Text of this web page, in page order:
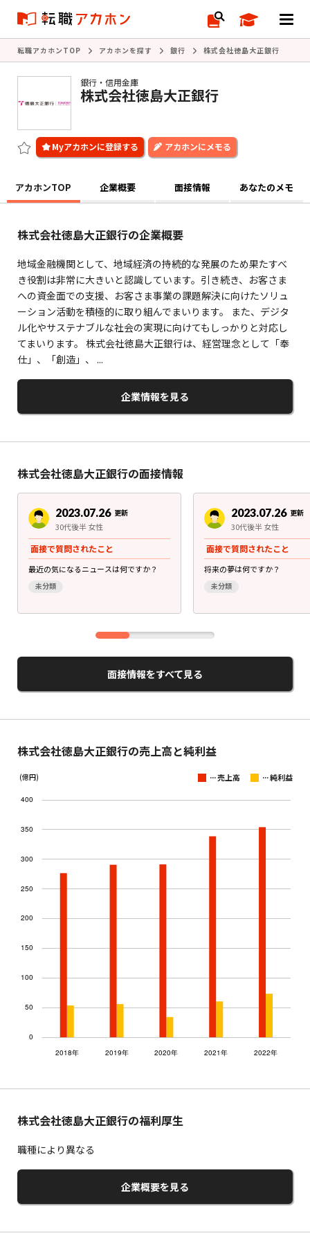
転職アカホンTOP アカホンを探す 銀行 株式会社徳島大正銀行
銀行・信用金庫
株式会社徳島大正銀行
アカホンにメモる
アカホンTOP 企業概要 面接情報 あなたのメモ
株式会社徳島大正銀行の企業概要
地域金融機関として、地域経済の持続的な発展のため果たすべ
き役割は非常に大きいと認識しています。引き続き、お客さま
への資金面での支援、お客さま事業の課題解決に向けたソリュ
ーション活動を積極的に取り組んでまいります。 また、デジタ
ル化やサステナブルな社会の実現に向けてもしっかりと対応し
てまいります。 株式会社徳島大正銀行は、経営理念として「奉
仕」、「創造」、 ...
企業情報を見る
株式会社徳島大正銀行の面接情報
2023.07.26 更新
30代後半 女性
面接で質問されたこと
最近の気になるニュースは何ですか？
未分類
2023.07.26 更新
30代後半 女性
面接で質問されたこと
将来の夢は何ですか？
未分類
面接情報をすべて見る
株式会社徳島大正銀行の売上高と純利益
(億円) ...売上高 ...純利益
株式会社徳島大正銀行の福利厚生
職種により異なる
企業概要を見る